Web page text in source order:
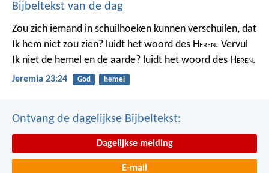
Bijbeltekst van de dag
Zou zich iemand in schuilhoeken kunnen verschuilen, dat
Ik hem niet zou zien? luidt het woord des Heren. Vervul
Ik niet de hemel en de aarde? luidt het woord des Heren.
Jeremia 23:24 God hemel
Ontvang de dagelijkse Bijbeltekst:
Dagelijkse melding
E-mail